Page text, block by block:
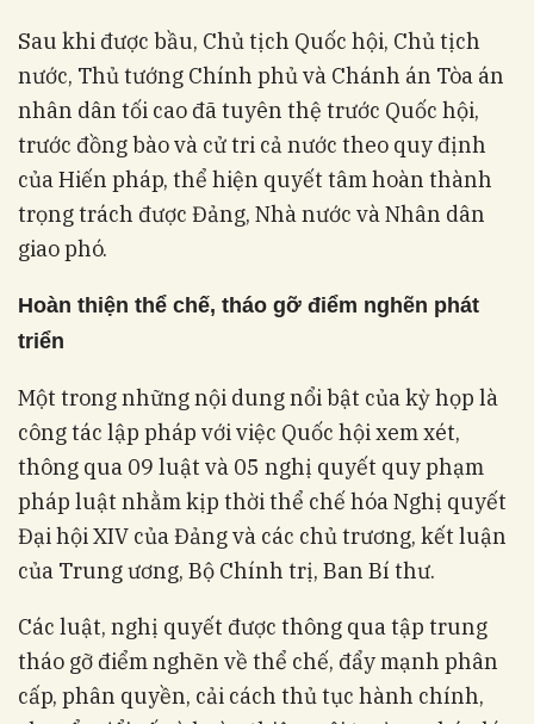
Sau khi được bầu, Chủ tịch Quốc hội, Chủ tịch
nước, Thủ tướng Chính phủ và Chánh án Tòa án
nhân dân tối cao đã tuyên thệ trước Quốc hội,
trước đồng bào và cử tri cả nước theo quy định
của Hiến pháp, thể hiện quyết tâm hoàn thành
trọng trách được Đảng, Nhà nước và Nhân dân
giao phó.
Hoàn thiện thể chế, tháo gỡ điểm nghẽn phát
triển
Một trong những nội dung nổi bật của kỳ họp là
công tác lập pháp với việc Quốc hội xem xét,
thông qua 09 luật và 05 nghị quyết quy phạm
pháp luật nhằm kịp thời thể chế hóa Nghị quyết
Đại hội XIV của Đảng và các chủ trương, kết luận
của Trung ương, Bộ Chính trị, Ban Bí thư.
Các luật, nghị quyết được thông qua tập trung
tháo gỡ điểm nghẽn về thể chế, đẩy mạnh phân
cấp, phân quyền, cải cách thủ tục hành chính,